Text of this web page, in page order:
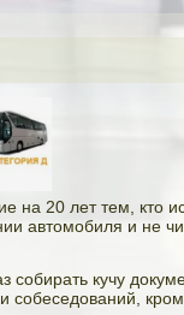
на 20 лет тем, кто
автомобиля и не
собирать кучу
собеседований,